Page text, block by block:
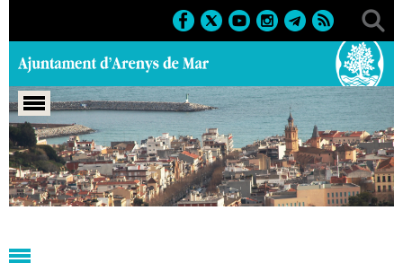
Portada > Agenda > 13-12-
2026 > Marcs > Culturals > 2026 > Fires